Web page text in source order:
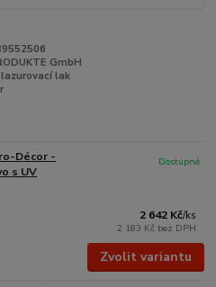
GmbH
lak
Décor -
s UV
2 642 Kč/ks
2 183 Kč bez DPH
Dostupné
Zvolit variantu